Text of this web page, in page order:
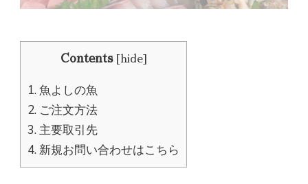
Contents hide]
1. 魚よしの魚
2. ご注文方法
3. 主要取引先
4. 新規お問い合わせはこちら